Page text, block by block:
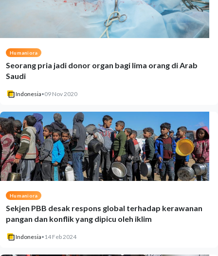
Humaniora
Seorang pria jadi donor organ bagi lima orang di Arab
Saudi
Indonesia•09 Nov 2020
Humaniora
Sekjen PBB desak respons global terhadap kerawanan
pangan dan konflik yang dipicu oleh iklim
Indonesia• 14 Feb 2024